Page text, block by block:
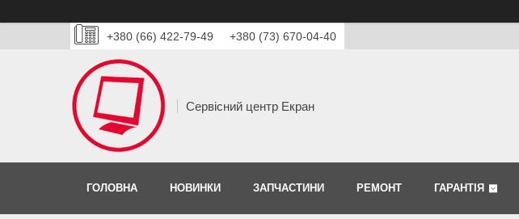
+380 (66) 422-79-49 +380 (73) 670-04-40
Сервісний центр Екран
ГОЛОВНА НОВИНКИ ЗАПЧАСТИНИ РЕМОНТ ГАРАНТІЯ